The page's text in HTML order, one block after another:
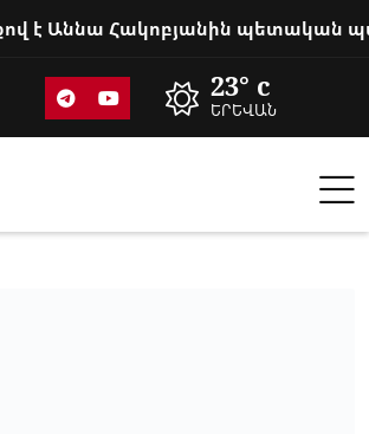
23° c
ԵՐԵՎԱՆ